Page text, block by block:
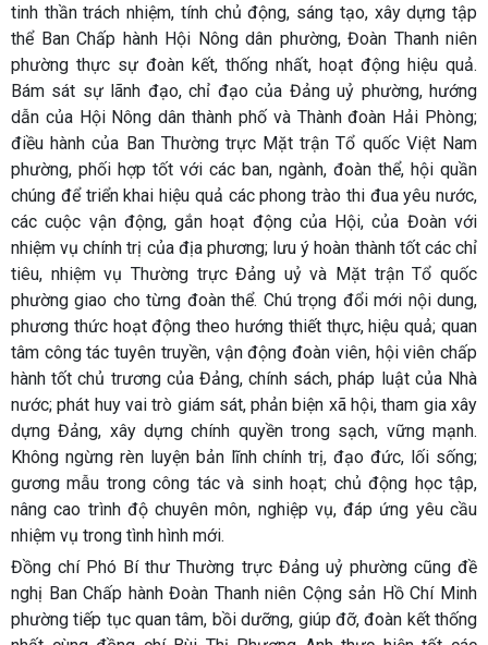
tinh thần trách nhiệm, tính chủ động, sáng tạo, xây dựng tập
thể Ban Chấp hành Hội Nông dân phường, Đoàn Thanh niên
phường thực sự đoàn kết, thống nhất, hoạt động hiệu quả.
Bám sát sự lãnh đạo, chỉ đạo của Đảng uỷ phường, hướng
dẫn của Hội Nông dân thành phố và Thành đoàn Hải Phòng;
điều hành của Ban Thường trực Mặt trận Tổ quốc Việt Nam
phường, phối hợp tốt với các ban, ngành, đoàn thể, hội quần
chúng để triển khai hiệu quả các phong trào thi đua yêu nước,
các cuộc vận động, gắn hoạt động của Hội, của Đoàn với
nhiệm vụ chính trị của địa phương; lưu ý hoàn thành tốt các chỉ
tiêu, nhiệm vụ Thường trực Đảng uỷ và Mặt trận Tổ quốc
phường giao cho từng đoàn thể. Chú trọng đổi mới nội dung,
phương thức hoạt động theo hướng thiết thực, hiệu quả; quan
tâm công tác tuyên truyền, vận động đoàn viên, hội viên chấp
hành tốt chủ trương của Đảng, chính sách, pháp luật của Nhà
nước; phát huy vai trò giám sát, phản biện xã hội, tham gia xây
dựng Đảng, xây dựng chính quyền trong sạch, vững mạnh.
Không ngừng rèn luyện bản lĩnh chính trị, đạo đức, lối sống;
gương mẫu trong công tác và sinh hoạt; chủ động học tập,
nâng cao trình độ chuyên môn, nghiệp vụ, đáp ứng yêu cầu
nhiệm vụ trong tình hình mới.
Đồng chí Phó Bí thư Thường trực Đảng uỷ phường cũng đề
nghị Ban Chấp hành Đoàn Thanh niên Cộng sản Hồ Chí Minh
phường tiếp tục quan tâm, bồi dưỡng, giúp đỡ, đoàn kết thống